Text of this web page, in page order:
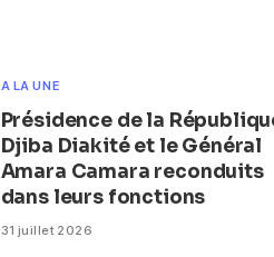
A LA UNE
Présidence de la
Djiba Diakité et le Général
Amara Camara reconduits
dans leurs fonctions
31 juillet 2026